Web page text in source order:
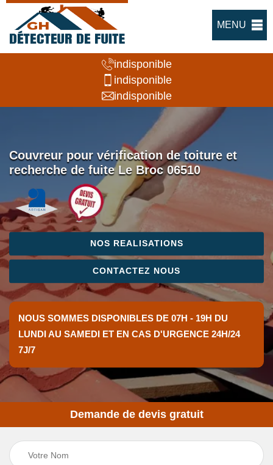
MENU
indisponible
indisponible
indisponible
Couvreur pour vérification de toiture et
recherche de fuite Le Broc 06510
NOS REALISATIONS
CONTACTEZ NOUS
NOUS SOMMES DISPONIBLES DE 07H - 19H DU
LUNDI AU SAMEDI ET EN CAS D'URGENCE 24H/24
7J/7
Demande de devis gratuit